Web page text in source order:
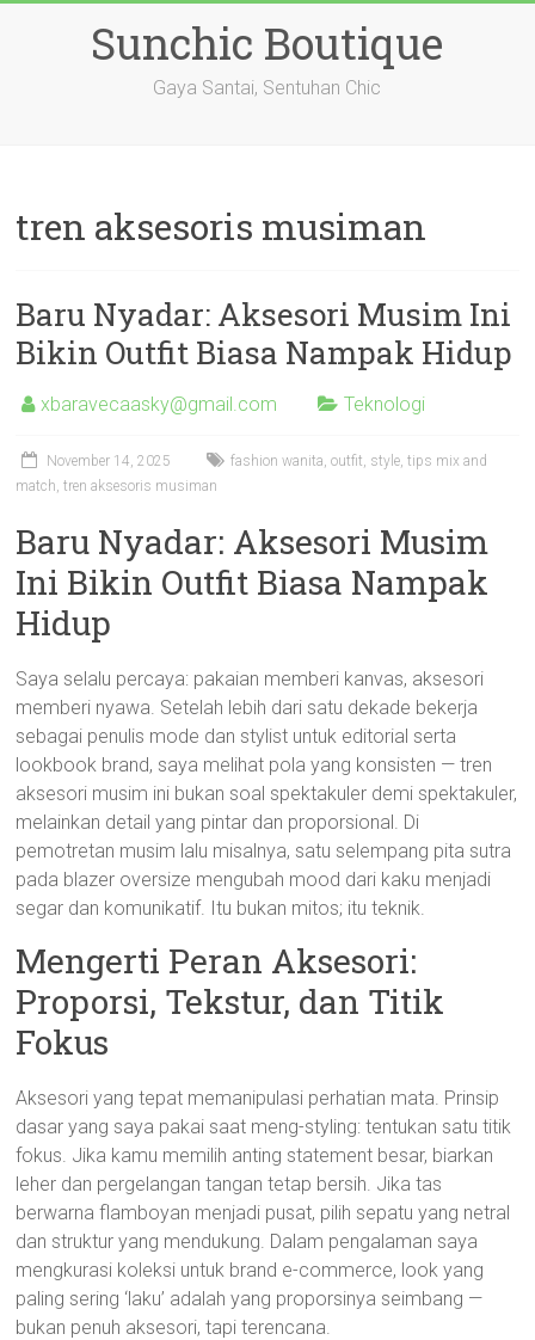
Sunchic Boutique
Gaya Santai, Sentuhan Chic
tren aksesoris musiman
Baru Nyadar: Aksesori Musim Ini
Bikin Outfit Biasa Nampak Hidup
xbaravecaasky@gmail.com Teknologi
November 14, 2025 fashion wanita,outfit, style,tips mix and
match,tren aksesoris musiman
Baru Nyadar: Aksesori Musim
Ini Bikin Outfit Biasa Nampak
Hidup
Saya selalu percaya: pakaian memberi kanvas, aksesori
memberi nyawa. Setelah lebih dari satu dekade bekerja
sebagai penulis mode dan stylist untuk editorial serta
lookbook brand, saya melihat pola yang konsisten — tren
aksesori musim ini bukan soal spektakuler demi spektakuler,
melainkan detail yang pintar dan proporsional. Di
pemotretan musim lalu misalnya, satu selempang pita sutra
pada blazer oversize mengubah mood dari kaku menjadi
segar dan komunikatif. Itu bukan mitos; itu teknik.
Mengerti Peran Aksesori:
Proporsi, Tekstur, dan Titik
Fokus
Aksesori yang tepat memanipulasi perhatian mata. Prinsip
dasar yang saya pakai saat meng-styling: tentukan satu titik
fokus. Jika kamu memilih anting statement besar, biarkan
leher dan pergelangan tangan tetap bersih. Jika tas
berwarna flamboyan menjadi pusat, pilih sepatu yang netral
dan struktur yang mendukung. Dalam pengalaman saya
mengkurasi koleksi untuk brand e-commerce, look yang
paling sering ‘laku’ adalah yang proporsinya seimbang —
bukan penuh aksesori, tapi terencana.